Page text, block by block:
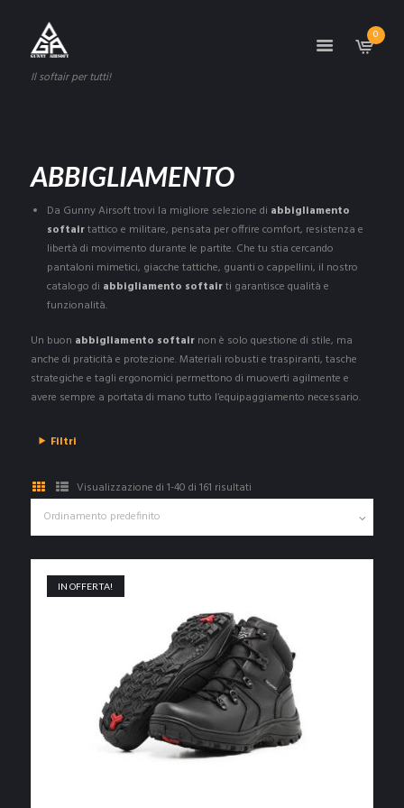
Il softair per tutti!
0
ABBIGLIAMENTO
Da Gunny Airsoft trovi la migliore selezione di abbigliamento
softairtattico e militare, pensata per offrire comfort, resistenza e
libertà di movimento durante le partite. Che tu stia cercando
pantaloni mimetici, giacche tattiche, guanti o cappellini, il nostro
catalogo di abbigliamento softairti garantisce qualità e
funzionalità.
Un buon abbigliamento softairnon è solo questione di stile, ma
anche di praticità e protezione. Materiali robusti e traspiranti, tasche
strategiche e tagli ergonomici permettono di muoverti agilmente e
avere sempre a portata di mano tutto l’equipaggiamento necessario.
Filtri
Visualizzazione di 1-40 di 161 risultati
IN OFFERTA!